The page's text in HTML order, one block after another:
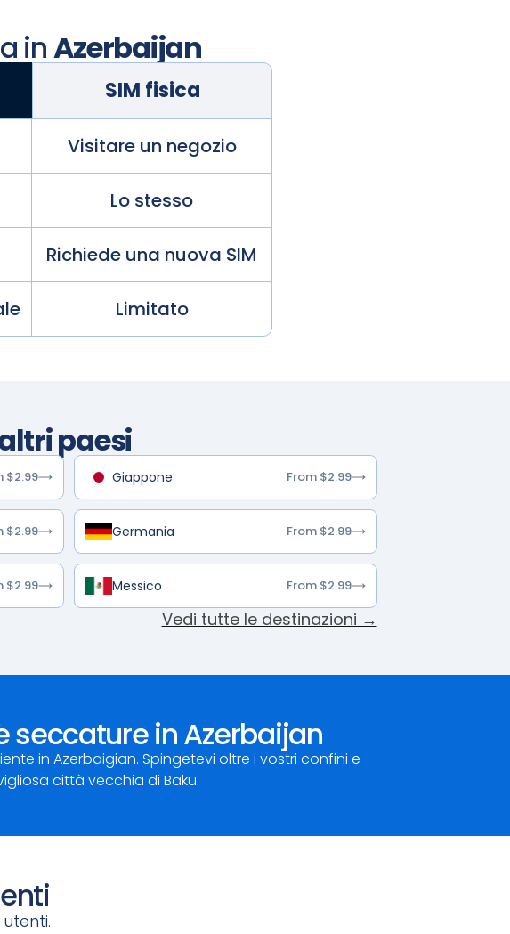
inAzerbaijan
SIM fisica
Visitare un negozio
Lo stesso
Richiede una nuova SIM
Limitato
paesi
$2.99 Giappone From $2.99
$2.99 Germania From $2.99
$2.99 Messico From $2.99
Vedi tutte le destinazioni →
in Azerbaijan
in Azerbaigian. Spingetevi oltre i vostri confini e
città vecchia di Baku.